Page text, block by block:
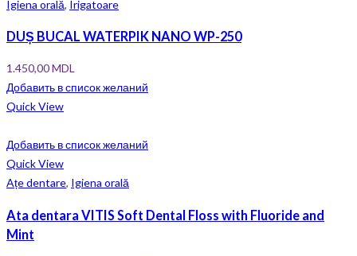
Igiena orală, Irigatoare
DUȘ BUCAL WATERPIK NANO WP-250
1.450,00MDL
Добавить в список желаний
Quick View
Добавить в список желаний
Quick View
Ațe dentare, Igiena orală
Ata dentara VITIS Soft Dental Floss with Fluoride and
Mint